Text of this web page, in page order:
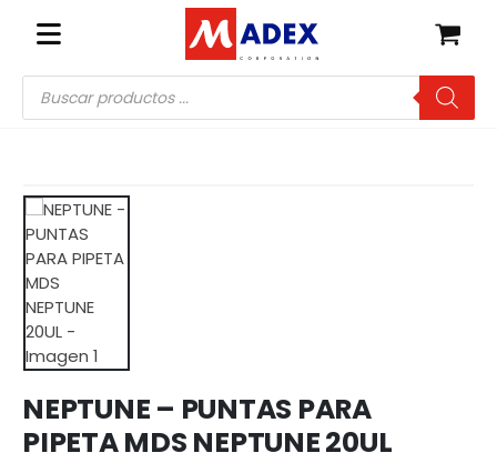
Búsqueda
de
productos
NEPTUNE – PUNTAS PARA
PIPETA MDS NEPTUNE 20UL